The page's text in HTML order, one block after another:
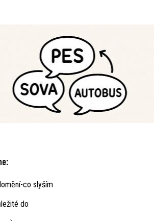
co slyším
do